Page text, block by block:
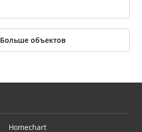
Больше объектов
Homechart